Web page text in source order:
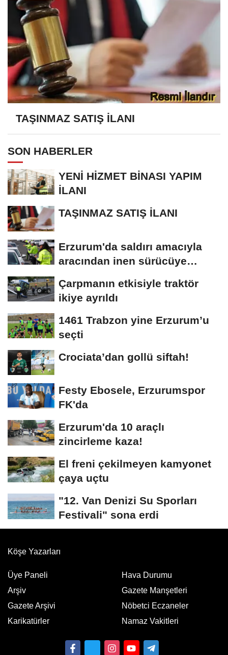
TAŞINMAZ SATIŞ İLANI
SON HABERLER
YENİ HİZMET BİNASI YAPIM
İLANI
TAŞINMAZ SATIŞ İLANI
Erzurum'da saldırı amacıyla
aracından inen sürücüye
Çarpmanın etkisiyle traktör
ikiye ayrıldı
1461 Trabzon yine Erzurum’u
seçti
Crociata’dan gollü siftah!
Festy Ebosele, Erzurumspor
FK'da
Erzurum'da 10 araçlı
zincirleme kaza!
El freni çekilmeyen kamyonet
çaya uçtu
"12. Van Denizi Su Sporları
Festivali" sona erdi
Köşe Yazarları
Üye Paneli
Arşiv
Gazete Arşivi
Karikatürler
Hava Durumu
Gazete Manşetleri
Nöbetci Eczaneler
Namaz Vakitleri